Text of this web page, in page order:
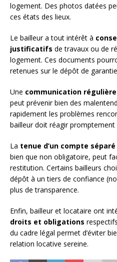
logement. Des photos datées
ces états des lieux.
Le bailleur a tout intérêt à
justificatifs de travaux ou de
logement. Ces documents
retenues sur le dépôt de
Une communication régulière
peut prévenir bien des
rapidement les problèmes
bailleur doit réagir promptement
La tenue d’un compte séparé
bien que non obligatoire, peut
restitution. Certains bailleurs
dépôt à un tiers de confiance
plus de transparence.
Enfin, bailleur et locataire ont
droits et obligations
du cadre légal permet d’éviter
relation locative sereine.